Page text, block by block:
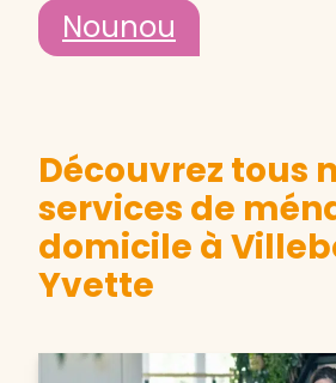
Nounou
Découvrez tous
services de
domicile à
Yvette